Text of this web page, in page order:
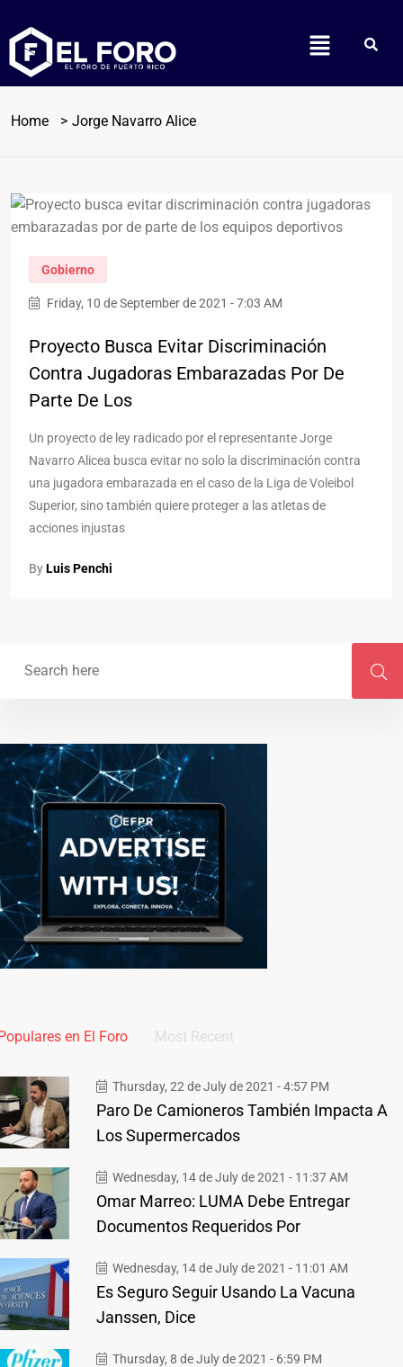
Home Jorge Navarro Alice
Gobierno
Friday, 10 de September de 2021 - 7:03 AM
Proyecto Busca Evitar Discriminación
Contra Jugadoras Embarazadas Por De
Parte De Los
Un proyecto de ley radicado por el representante Jorge
Navarro Alicea busca evitar no solo la discriminación contra
una jugadora embarazada en el caso de la Liga de Voleibol
Superior, sino también quiere proteger a las atletas de
acciones injustas
ByLuis Penchi
en El Foro Most Recent
Thursday, 22 de July de 2021 - 4:57 PM
Paro De Camioneros También Impacta A
Los Supermercados
Wednesday, 14 de July de 2021 - 11:37 AM
Omar Marreo: LUMA Debe Entregar
Documentos Requeridos Por
Wednesday, 14 de July de 2021 - 11:01 AM
Es Seguro Seguir Usando La Vacuna
Janssen, Dice
Thursday, 8 de July de 2021 - 6:59 PM